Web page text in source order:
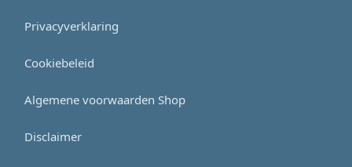
Privacyverklaring
Cookiebeleid
Algemene voorwaarden Shop
Disclaimer